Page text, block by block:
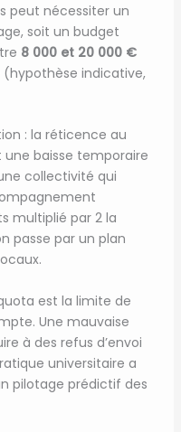
peut nécessiter un
soit un budget
8 000 et 20 000 €
indicative,
: la réticence au
baisse temporaire
collectivité qui
multiplié par 2 la
passe par un plan
est la limite de
Une mauvaise
à des refus d’envoi
universitaire a
pilotage prédictif des